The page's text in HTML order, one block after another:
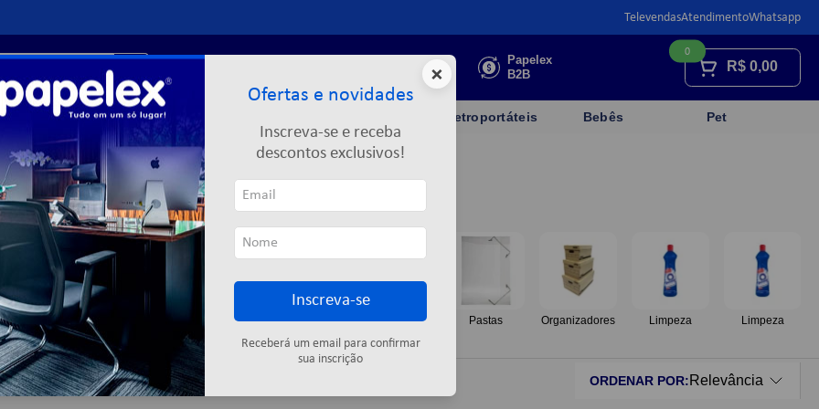
TelevendasAtendimentoWhatsapp
Faça sua
cotação
Papelex
B2B
R$ 0,00
0
Limpeza Informática Eletroportáteis Bebês Pet
Fitas adesivas Descartáveis Colas Elásticos Pastas Organizadores Limpeza Limpeza
4produtos ORDENAR POR Relevância
×
Ofertas e novidades
Inscreva-se e receba
descontos exclusivos!
Inscreva-se
Receberá um email para confirmar
sua inscrição